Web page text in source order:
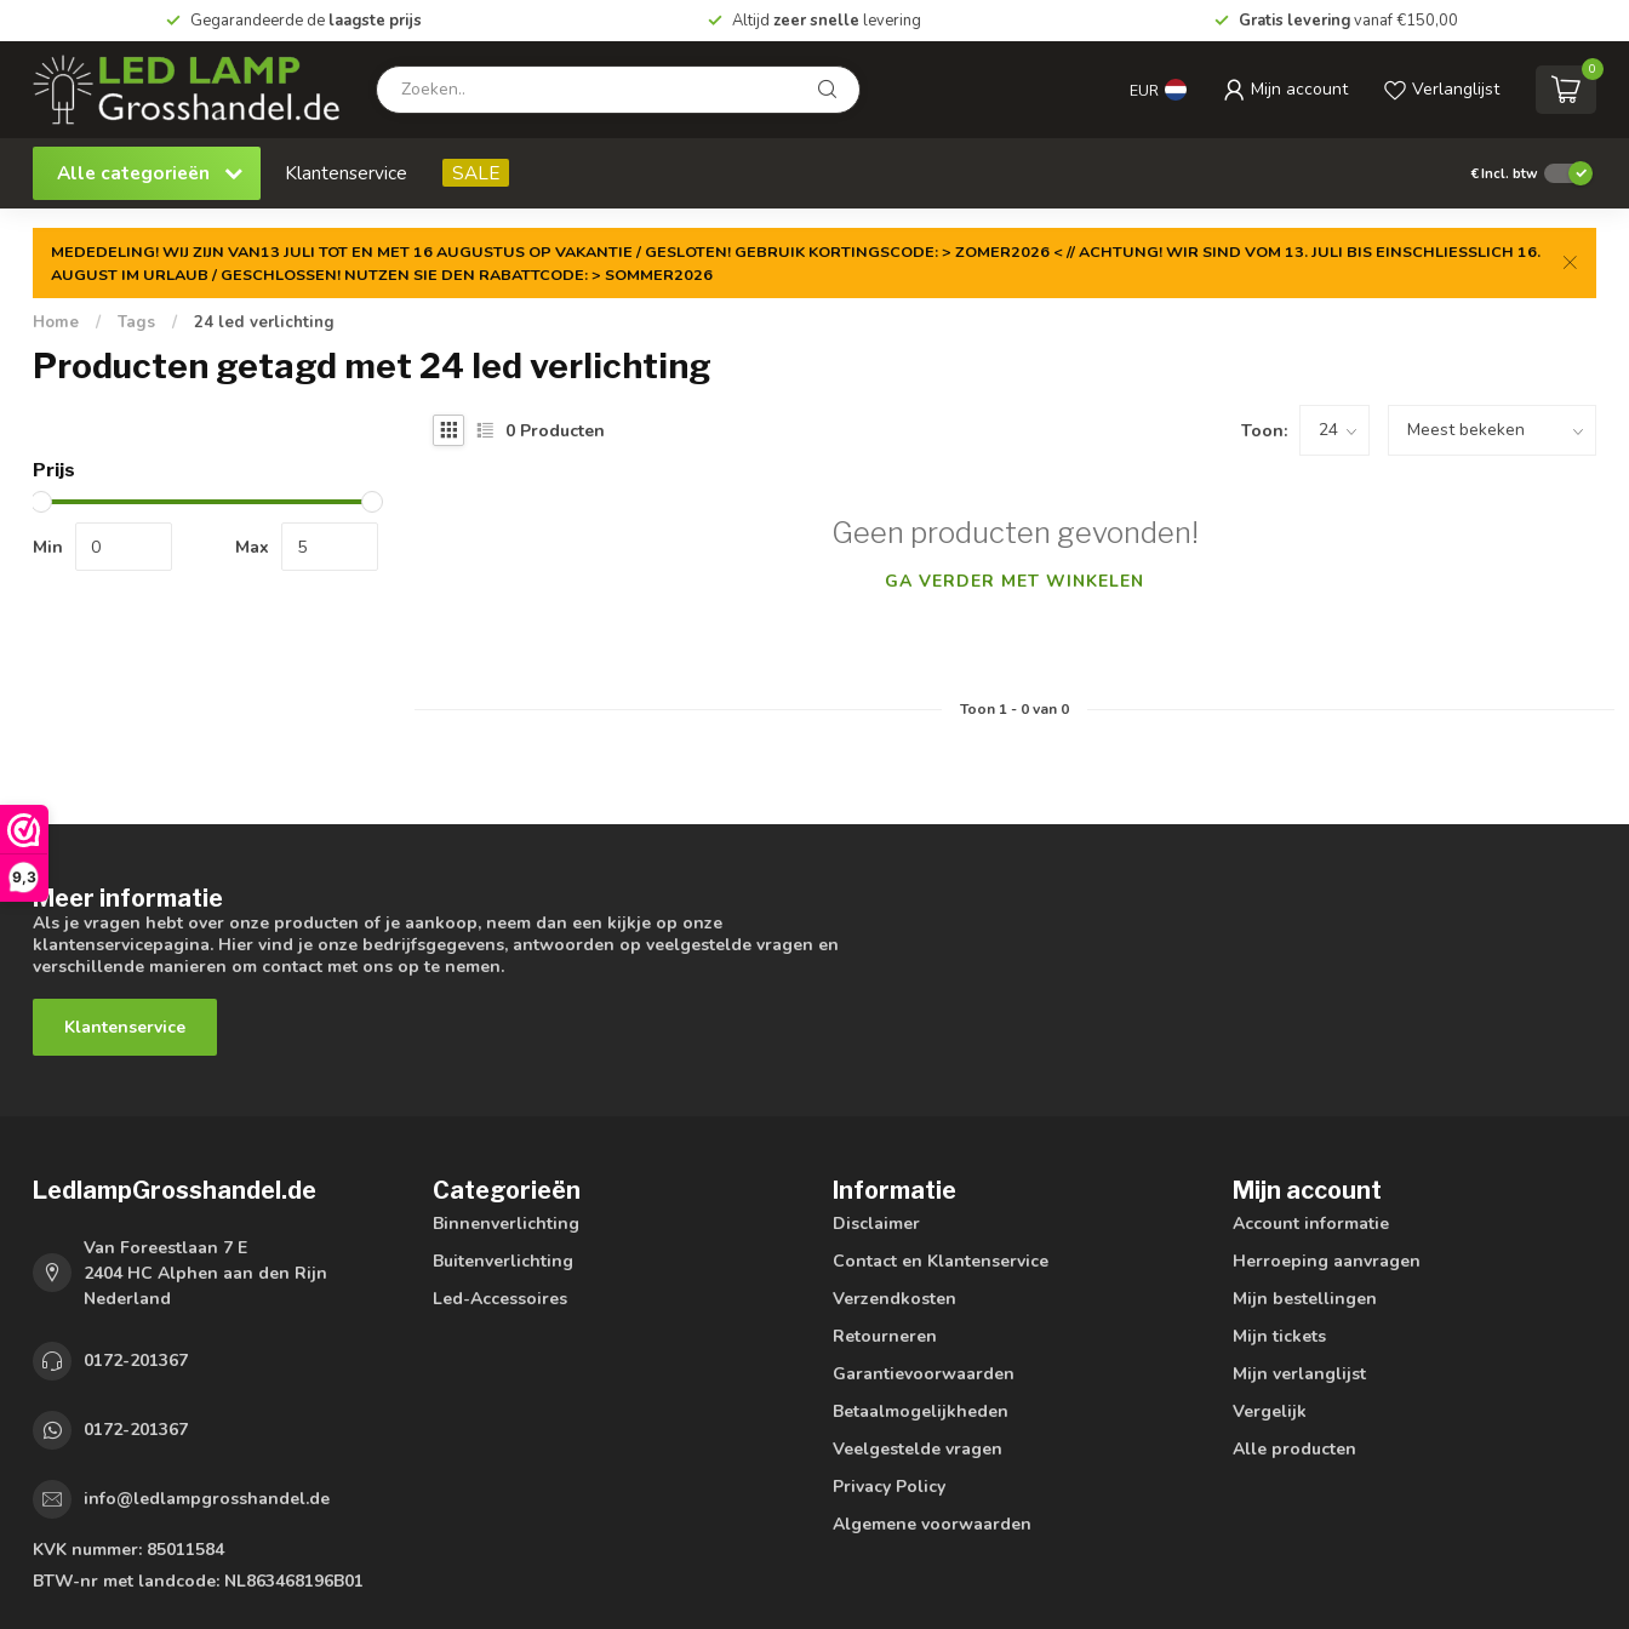
9,3
Gegarandeerde de laagste prijs Altijd zeer snelle levering Gratis leveringvanaf €150,00
EUR Mijn account Verlanglijst
0
Alle categorieën Klantenservice SALE €Incl. btw
MEDEDELING! WIJ ZIJN VAN13 JULI TOT EN MET 16 AUGUSTUS OP VAKANTIE / GESLOTEN! GEBRUIK KORTINGSCODE: > ZOMER2026 < // ACHTUNG! WIR SIND VOM 13. JULI BIS EINSCHLIESSLICH 16.
AUGUST IM URLAUB / GESCHLOSSEN! NUTZEN SIE DEN RABATTCODE: > SOMMER2026
Home / Tags / 24 led verlichting
Producten getagd met 24 led verlichting
Prijs
Min Max
0 Producten Toon:
Geen producten gevonden!
GA VERDER MET WINKELEN
Toon 1- 0van 0
Meer informatie
Als je vragen hebt over onze producten of je aankoop, neem dan een kijkje op onze
klantenservicepagina. Hier vind je onze bedrijfsgegevens, antwoorden op veelgestelde vragen en
verschillende manieren om contact met ons op te nemen.
Klantenservice
LedlampGrosshandel.de
Van Foreestlaan 7 E
2404 HC Alphen aan den Rijn
Nederland
0172-201367
0172-201367
info@ledlampgrosshandel.de
KVK nummer: 85011584
BTW-nr met landcode: NL863468196B01
Categorieën
Binnenverlichting
Buitenverlichting
Led-Accessoires
Informatie
Disclaimer
Contact en Klantenservice
Verzendkosten
Retourneren
Garantievoorwaarden
Betaalmogelijkheden
Veelgestelde vragen
Privacy Policy
Algemene voorwaarden
Mijn account
Account informatie
Herroeping aanvragen
Mijn bestellingen
Mijn tickets
Mijn verlanglijst
Vergelijk
Alle producten